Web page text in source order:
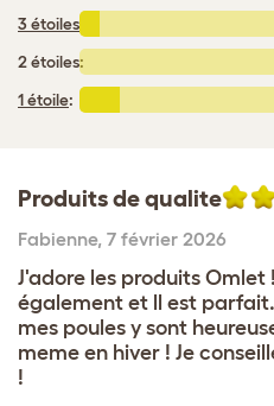
3 étoiles
2 étoiles:
1 étoile:
Produits de qualite
Fabienne, 7 février 2026
J'adore les produits Omlet
également et ll est
mes poules y sont
meme en hiver ! Je
!